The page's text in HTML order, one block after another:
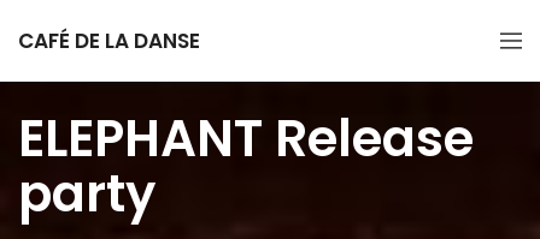
CAFÉ DE LA DANSE
ELEPHANT Release
party